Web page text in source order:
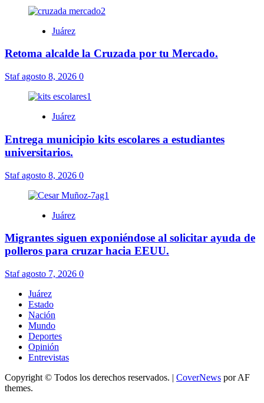
Juárez
Retoma alcalde la Cruzada por tu Mercado.
Stafagosto 8, 2026 0
Juárez
Entrega municipio kits escolares a estudiantes
universitarios.
Stafagosto 8, 2026 0
Juárez
Migrantes siguen exponiéndose al solicitar ayuda de
polleros para cruzar hacia EEUU.
Stafagosto 7, 2026 0
Juárez
Estado
Nación
Mundo
Deportes
Opinión
Entrevistas
Copyright © Todos los derechos reservados. | CoverNews por AF
themes.